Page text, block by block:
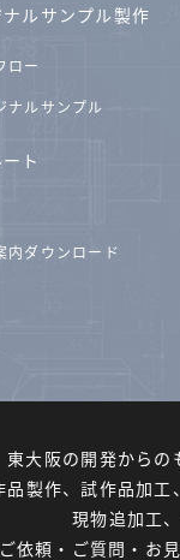
ルサンプル製作
ロー
ナルサンプル
ト
内ダウンロード
東大阪の開発からの
品製作、試作品加
現物追加工
ご依頼・ご質問・お